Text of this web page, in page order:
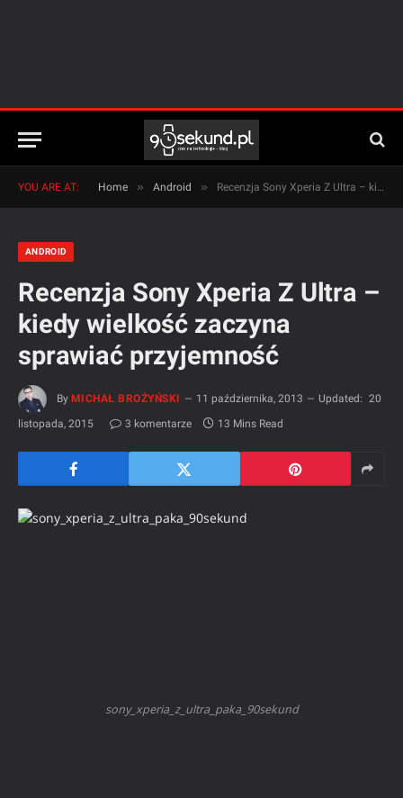
YOU ARE AT: Home » Android » Recenzja Sony Xperia Z Ultra – kiedy wielkość zaczyna sprawiać przyjemność
ANDROID
Recenzja Sony Xperia Z Ultra –
kiedy wielkość zaczyna
sprawiać przyjemność
By MICHAŁ BROŻYŃSKI 11 października, 2013 Updated: 20
listopada, 2015
3 komentarze 13 Mins Read
sony_xperia_z_ultra_paka_90sekund